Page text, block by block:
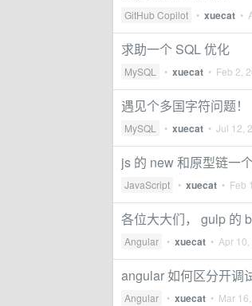
GitHub Copilot • xuecat •
求助一个 SQL 优化
MySQL • xuecat • Feb 2,
遇见个多国字符问题！
MySQL • xuecat • Jul 12,
js 的 new 和原型链一
JavaScript • xuecat • Feb
各位大大们， gulp 的
Angular • xuecat • Apr
angular 如何区分开调
Angular • xuecat • Mar